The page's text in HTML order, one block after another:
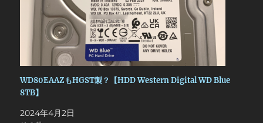
WD80EAAZもHGST製？【HDD Western Digital WD Blue
8TB】
2024年4月2日